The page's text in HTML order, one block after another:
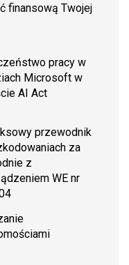
finansową Twojej
pracy w
Microsoft w
AI Act
przewodnik
za
z
WE nr